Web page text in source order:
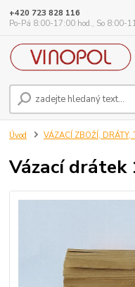
+420 723 828 116
Po-Pá 8:00-17:00 hod., So 8:00-
Úvod VÁZACÍ ZBOŽÍ, DRÁTY,
Vázací drátek